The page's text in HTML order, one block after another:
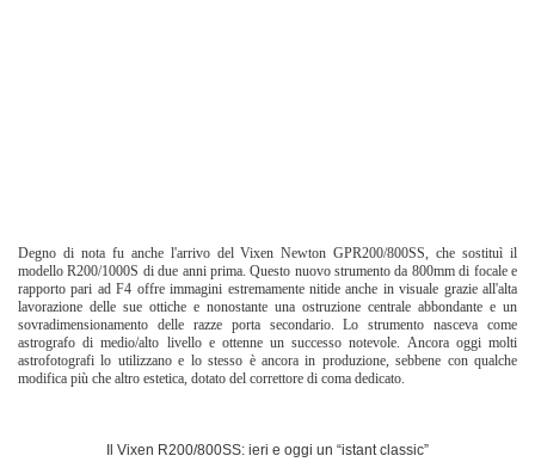
Degno di nota fu anche l'arrivo del Vixen Newton GPR200/800SS, che sostituì il
modello R200/1000S di due anni prima. Questo nuovo strumento da 800mm di focale e
rapporto pari ad F4 offre immagini estremamente nitide anche in visuale grazie all'alta
lavorazione delle sue ottiche e nonostante una ostruzione centrale abbondante e un
sovradimensionamento delle razze porta secondario. Lo strumento nasceva come
astrografo di medio/alto livello e ottenne un successo notevole. Ancora oggi molti
astrofotografi lo utilizzano e lo stesso è ancora in produzione, sebbene con qualche
modifica più che altro estetica, dotato del correttore di coma dedicato.
Il Vixen R200/800SS: ieri e oggi un “istant classic”